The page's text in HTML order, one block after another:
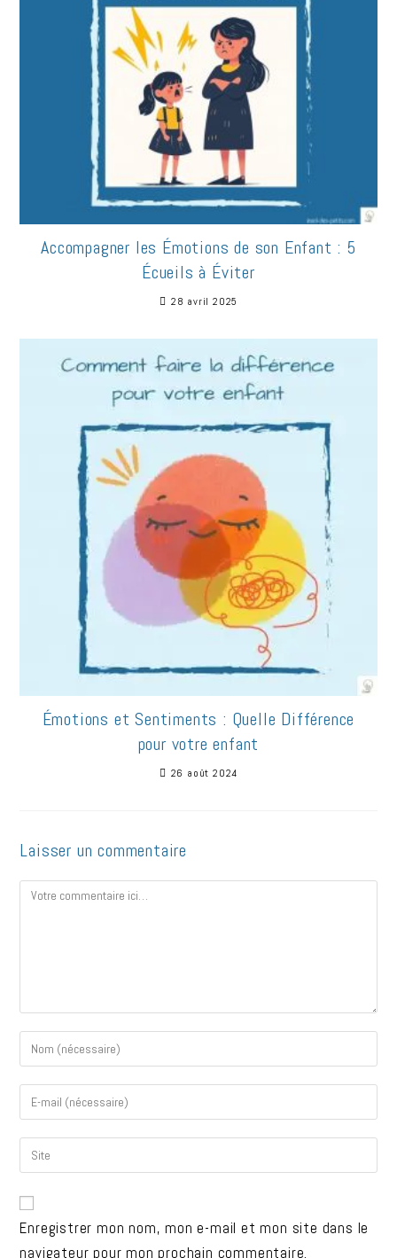
Accompagner les Émotions de son Enfant : 5
Écueils à Éviter
28 avril 2025
Émotions et Sentiments : Quelle Différence
pour votre enfant
26 août 2024
Laisser un commentaire
Enregistrer mon nom, mon e-mail et mon site dans le
navigateur pour mon prochain commentaire.